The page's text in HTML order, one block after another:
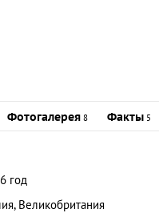
Фотогалерея 8 Факты 5
год
Великобритания